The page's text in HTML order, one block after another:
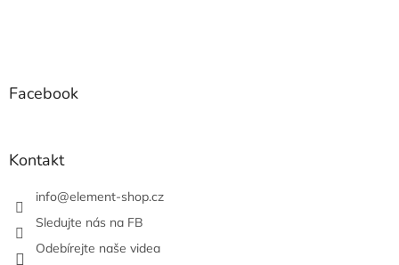
Facebook
Kontakt
info@element-shop.cz
Sledujte nás na FB
Odebírejte naše videa